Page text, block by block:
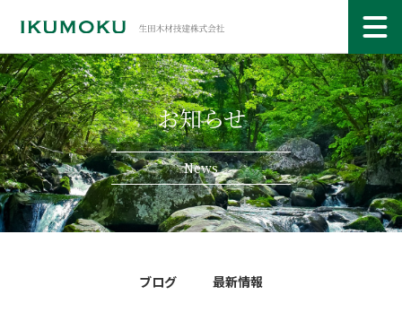
お知らせ
News
ブログ 最新情報